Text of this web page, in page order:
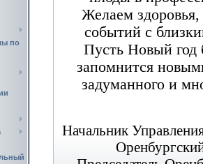
по
Желаем
событий с
Пусть Новый год
запомнится
задуманного и
Начальник